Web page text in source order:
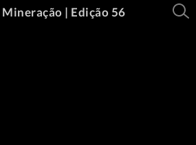
| Edição 56